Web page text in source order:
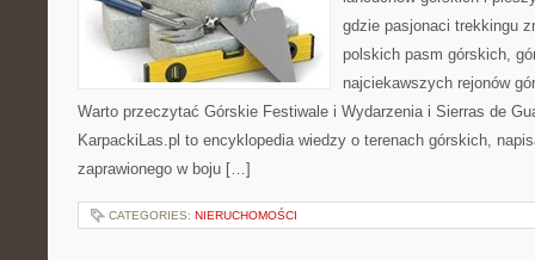
gdzie pasjonaci trekkingu
polskich pasm górskich,
najciekawszych rejonów
Warto przeczytać Górskie Festiwale i Wydarzenia i Sierras de
KarpackiLas.pl to encyklopedia wiedzy o terenach górskich,
zaprawionego w boju […]
CATEGORIES: NIERUCHOMOŚCI